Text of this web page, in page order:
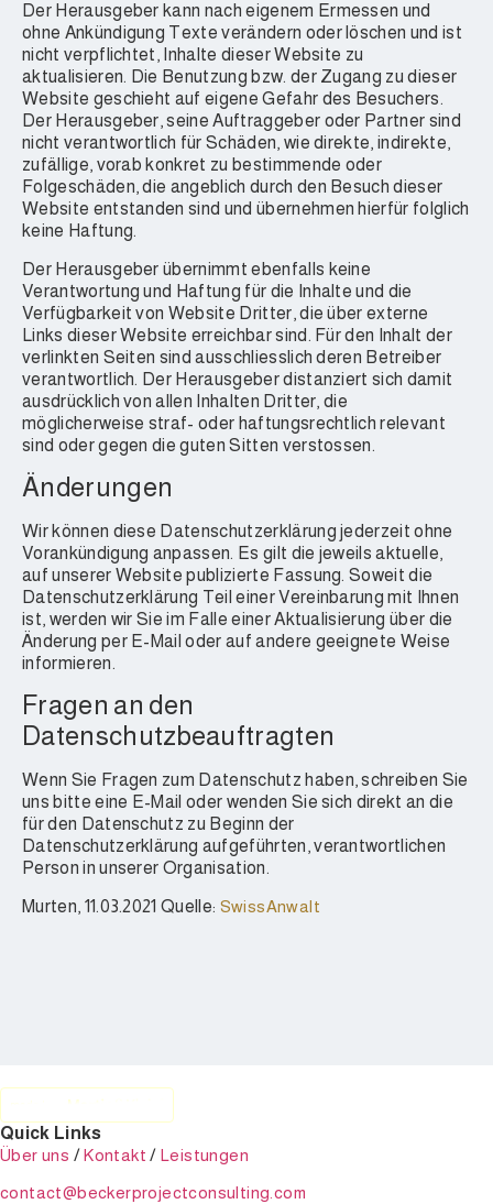
Der Herausgeber kann nach eigenem Ermessen und
ohne Ankündigung Texte verändern oder löschen und ist
nicht verpflichtet, Inhalte dieser Website zu
aktualisieren. Die Benutzung bzw. der Zugang zu dieser
Website geschieht auf eigene Gefahr des Besuchers.
Der Herausgeber, seine Auftraggeber oder Partner sind
nicht verantwortlich für Schäden, wie direkte, indirekte,
zufällige, vorab konkret zu bestimmende oder
Folgeschäden, die angeblich durch den Besuch dieser
Website entstanden sind und übernehmen hierfür folglich
keine Haftung.
Der Herausgeber übernimmt ebenfalls keine
Verantwortung und Haftung für die Inhalte und die
Verfügbarkeit von Website Dritter, die über externe
Links dieser Website erreichbar sind. Für den Inhalt der
verlinkten Seiten sind ausschliesslich deren Betreiber
verantwortlich. Der Herausgeber distanziert sich damit
ausdrücklich von allen Inhalten Dritter, die
möglicherweise straf- oder haftungsrechtlich relevant
sind oder gegen die guten Sitten verstossen.
Änderungen
Wir können diese Datenschutzerklärung jederzeit ohne
Vorankündigung anpassen. Es gilt die jeweils aktuelle,
auf unserer Website publizierte Fassung. Soweit die
Datenschutzerklärung Teil einer Vereinbarung mit Ihnen
ist, werden wir Sie im Falle einer Aktualisierung über die
Änderung per E-Mail oder auf andere geeignete Weise
informieren.
Fragen an den
Datenschutzbeauftragten
Wenn Sie Fragen zum Datenschutz haben, schreiben Sie
uns bitte eine E-Mail oder wenden Sie sich direkt an die
für den Datenschutz zu Beginn der
Datenschutzerklärung aufgeführten, verantwortlichen
Person in unserer Organisation.
Murten, 11.03.2021 Quelle: SwissAnwalt
Quick Links
Über uns /Kontakt / Leistungen
contact@beckerprojectconsulting.com